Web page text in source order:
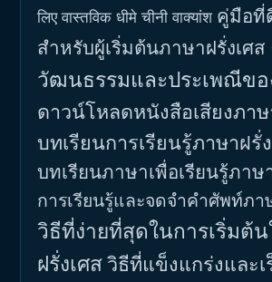
लिए वास्तविक धीमे चीनी वाक्यांश คู่มือที่
สำหรับผู้เริ่มต้นภาษาฝรั่งเศส
วัฒนธรรมและประเพณีขอ
ดาวน์โหลดหนังสือเสียงภาษ
บทเรียนการเรียนรู้ภาษาฝรั่
บทเรียนภาษาเพื่อเรียนรู้ภาษ
การเรียนรู้และจดจำคำศัพท์ภา
วิธีที่ง่ายที่สุดในการเริ่มต้
ฝรั่งเศสวิธีที่แข็งแกร่งและ